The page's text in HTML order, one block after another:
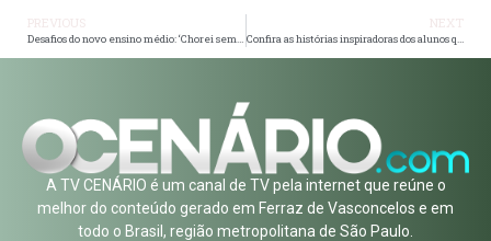
Desafios do novo ensino médio: ‘Chorei sem saber o que ensinar’, relata professora Confira as histórias inspiradoras dos alunos que alcançaram a nota máxima na redação do Enem 2023
A TV CENÁRIO é um canal de TV pela internet que reúne o
melhor do conteúdo gerado em Ferraz de Vasconcelos e em
todo o Brasil, região metropolitana de São Paulo.